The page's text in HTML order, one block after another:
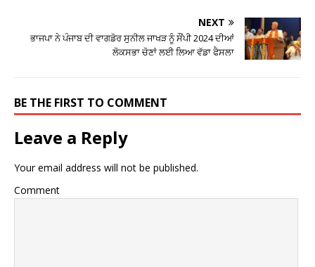
NEXT
ਭਾਜਪਾ ਨੇ ਪੰਜਾਬ ਦੀ ਵਾਗਡੋਰ ਸੁਨੀਲ ਜਾਖੜ ਨੂੰ ਸੌਂਪੀ 2024 ਦੀਆਂ
ਲੋਕਸਭਾ ਚੋਣਾਂ ਲਈ ਲਿਆ ਵੱਡਾ ਫੈਸਲਾ
BE THE FIRST TO COMMENT
Leave a Reply
Your email address will not be published.
Comment